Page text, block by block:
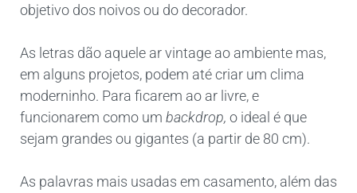
objetivo dos noivos ou do decorador.
As letras dão aquele ar vintage ao ambiente mas,
em alguns projetos, podem até criar um clima
moderninho. Para ficarem ao ar livre, e
funcionarem como um backdrop, o ideal é que
sejam grandes ou gigantes (a partir de 80 cm).
As palavras mais usadas em casamento, além das